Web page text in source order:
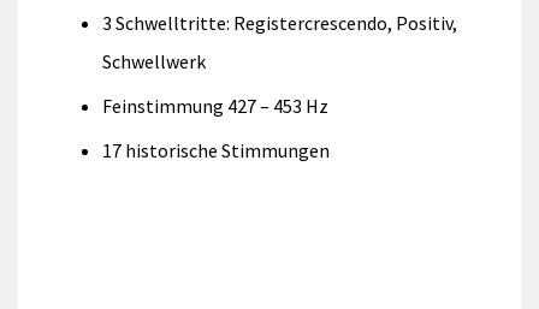
3 Schwelltritte: Registercrescendo, Positiv,
Schwellwerk
Feinstimmung 427 – 453 Hz
17 historische Stimmungen